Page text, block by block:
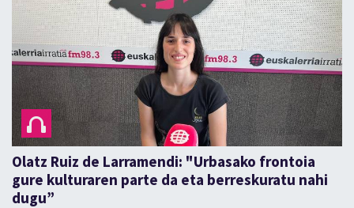
Olatz Ruiz de Larramendi: "Urbasako frontoia
gure kulturaren parte da eta berreskuratu nahi
dugu”